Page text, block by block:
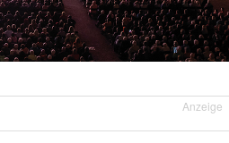
Anzeige